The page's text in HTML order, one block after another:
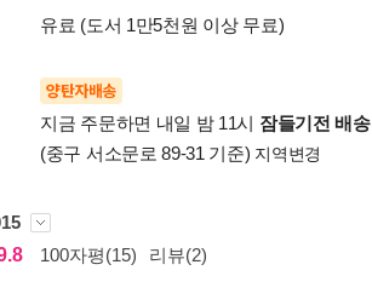
유료 (도서 1만5천원 이상 무료)
양탄자배송
지금 주문하면 내일 밤 11시 잠들기전 배송
(중구 서소문로 89-31 기준) 지역변경
100자평(15) 리뷰(2)